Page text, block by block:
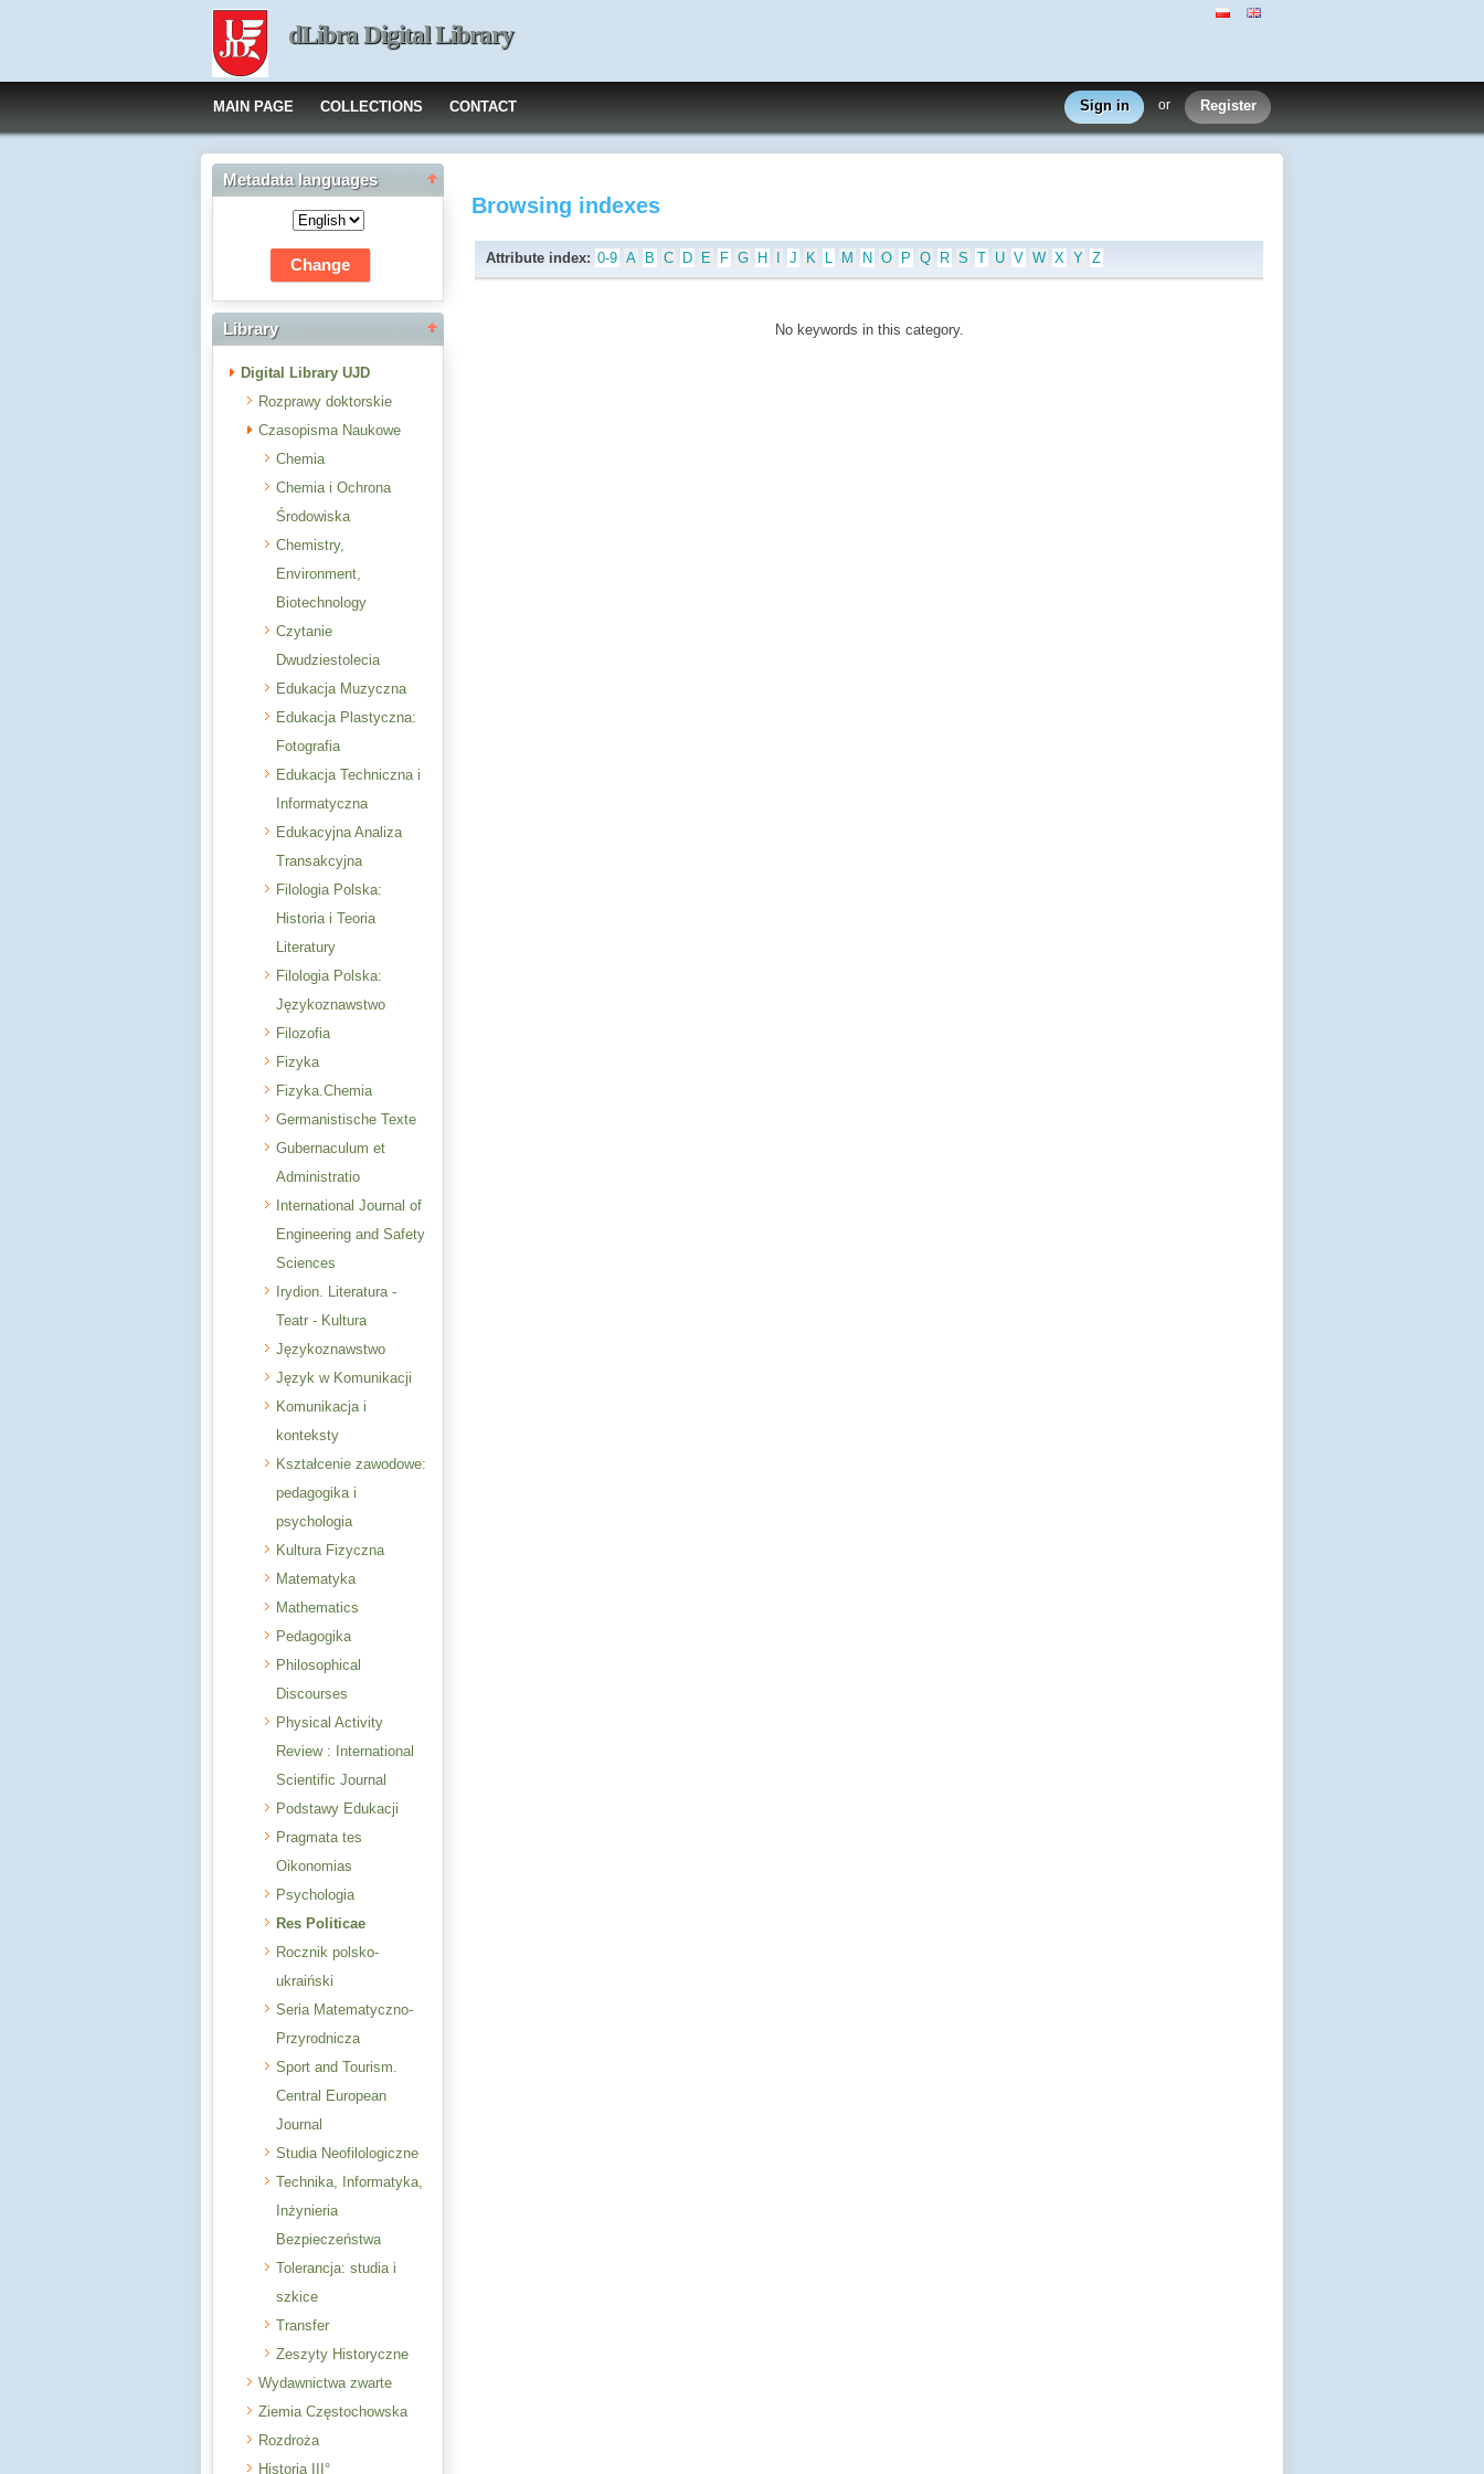
dLibra Digital Library
MAIN PAGE COLLECTIONS CONTACT Sign in or Register
Metadata languages
Library
Digital Library UJD
Rozprawy doktorskie
Czasopisma Naukowe
Chemia
Chemia i Ochrona
Środowiska
Chemistry,
Environment,
Biotechnology
Czytanie
Dwudziestolecia
Edukacja Muzyczna
Edukacja Plastyczna:
Fotografia
Edukacja Techniczna i
Informatyczna
Edukacyjna Analiza
Transakcyjna
Filologia Polska:
Historia i Teoria
Literatury
Filologia Polska:
Językoznawstwo
Filozofia
Fizyka
Fizyka.Chemia
Germanistische Texte
Gubernaculum et
Administratio
International Journal of
Engineering and Safety
Sciences
Irydion. Literatura -
Teatr - Kultura
Językoznawstwo
Język w Komunikacji
Komunikacja i
konteksty
Kształcenie zawodowe:
pedagogika i
psychologia
Kultura Fizyczna
Matematyka
Mathematics
Pedagogika
Philosophical
Discourses
Physical Activity
Review : International
Scientific Journal
Podstawy Edukacji
Pragmata tes
Oikonomias
Psychologia
Res Politicae
Rocznik polsko-
ukraiński
Seria Matematyczno-
Przyrodnicza
Sport and Tourism.
Central European
Journal
Studia Neofilologiczne
Technika, Informatyka,
Inżynieria
Bezpieczeństwa
Tolerancja: studia i
szkice
Transfer
Zeszyty Historyczne
Wydawnictwa zwarte
Ziemia Częstochowska
Rozdroża
Historia III°
Browsing indexes
Attribute index: 0-9 A B C D E F G H J K L M N O P Q R S T U V W X Y Z
No keywords in this category.